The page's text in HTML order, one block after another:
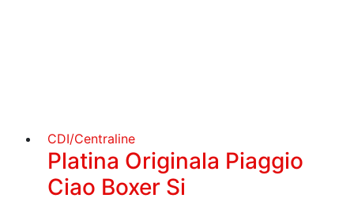
CDI/Centraline
Platina Originala Piaggio
Ciao Boxer Si